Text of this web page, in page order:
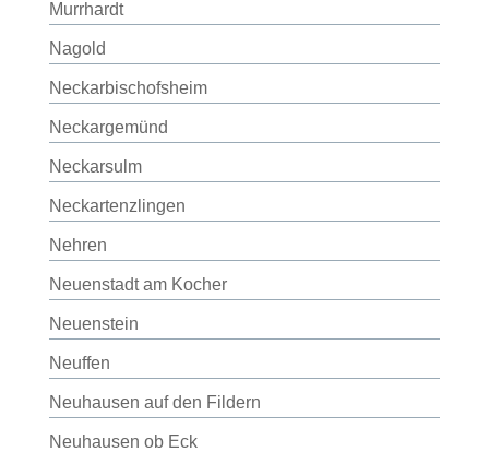
Murrhardt
Nagold
Neckarbischofsheim
Neckargemünd
Neckarsulm
Neckartenzlingen
Nehren
Neuenstadt am Kocher
Neuenstein
Neuffen
Neuhausen auf den Fildern
Neuhausen ob Eck